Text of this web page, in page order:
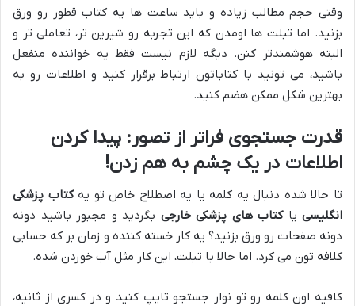
وقتی حجم مطالب زیاده و باید ساعت ها یه کتاب قطور رو ورق
بزنید. اما تبلت ها اومدن که این تجربه رو شیرین تر، تعاملی تر و
البته هوشمندتر کنن. دیگه لازم نیست فقط یه خواننده منفعل
باشید، می تونید با کتاباتون ارتباط برقرار کنید و اطلاعات رو به
بهترین شکل ممکن هضم کنید.
قدرت جستجوی فراتر از تصور: پیدا کردن
اطلاعات در یک چشم به هم زدن!
تا حالا شده دنبال یه کلمه یا یه اصطلاح خاص تو یهکتاب پزشکی
انگلیسی یاکتاب های پزشکی خارجی بگردید و مجبور باشید دونه
دونه صفحات رو ورق بزنید؟ یه کار خسته کننده و زمان بر که حسابی
کلافه تون می کرد. اما حالا با تبلت، این کار مثل آب خوردن شده.
کافیه اون کلمه رو تو نوار جستجو تایپ کنید و در کسری از ثانیه،